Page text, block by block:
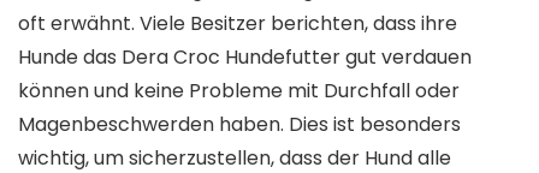
oft erwähnt. Viele Besitzer berichten, dass ihre
Hunde das Dera Croc Hundefutter gut verdauen
können und keine Probleme mit Durchfall oder
Magenbeschwerden haben. Dies ist besonders
wichtig, um sicherzustellen, dass der Hund alle